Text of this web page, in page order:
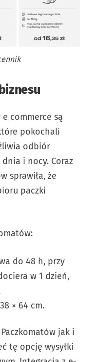
commerce są
pokochali
odbiór
i nocy. Coraz
sprawiła, że
paczki
do 48 h, przy
w 1 dzień,
× 64 cm.
jak i
tę opcję wysyłki